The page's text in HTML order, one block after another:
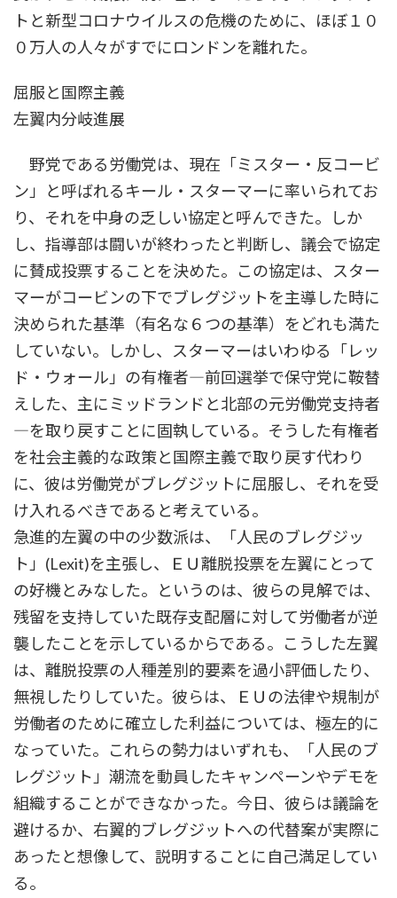
トと新型コロナウイルスの危機のために、ほぼ１０
０万人の人々がすでにロンドンを離れた。
屈服と国際主義
左翼内分岐進展
野党である労働党は、現在「ミスター・反コービ
ン」と呼ばれるキール・スターマーに率いられてお
り、それを中身の乏しい協定と呼んできた。しか
し、指導部は闘いが終わったと判断し、議会で協定
に賛成投票することを決めた。この協定は、スター
マーがコービンの下でブレグジットを主導した時に
決められた基準（有名な６つの基準）をどれも満た
していない。しかし、スターマーはいわゆる「レッ
ド・ウォール」の有権者―前回選挙で保守党に鞍替
えした、主にミッドランドと北部の元労働党支持者
―を取り戻すことに固執している。そうした有権者
を社会主義的な政策と国際主義で取り戻す代わり
に、彼は労働党がブレグジットに屈服し、それを受
け入れるべきであると考えている。
急進的左翼の中の少数派は、「人民のブレグジッ
ト」(Lexit)を主張し、ＥＵ離脱投票を左翼にとって
の好機とみなした。というのは、彼らの見解では、
残留を支持していた既存支配層に対して労働者が逆
襲したことを示しているからである。こうした左翼
は、離脱投票の人種差別的要素を過小評価したり、
無視したりしていた。彼らは、ＥＵの法律や規制が
労働者のために確立した利益については、極左的に
なっていた。これらの勢力はいずれも、「人民のブ
レグジット」潮流を動員したキャンペーンやデモを
組織することができなかった。今日、彼らは議論を
避けるか、右翼的ブレグジットへの代替案が実際に
あったと想像して、説明することに自己満足してい
る。